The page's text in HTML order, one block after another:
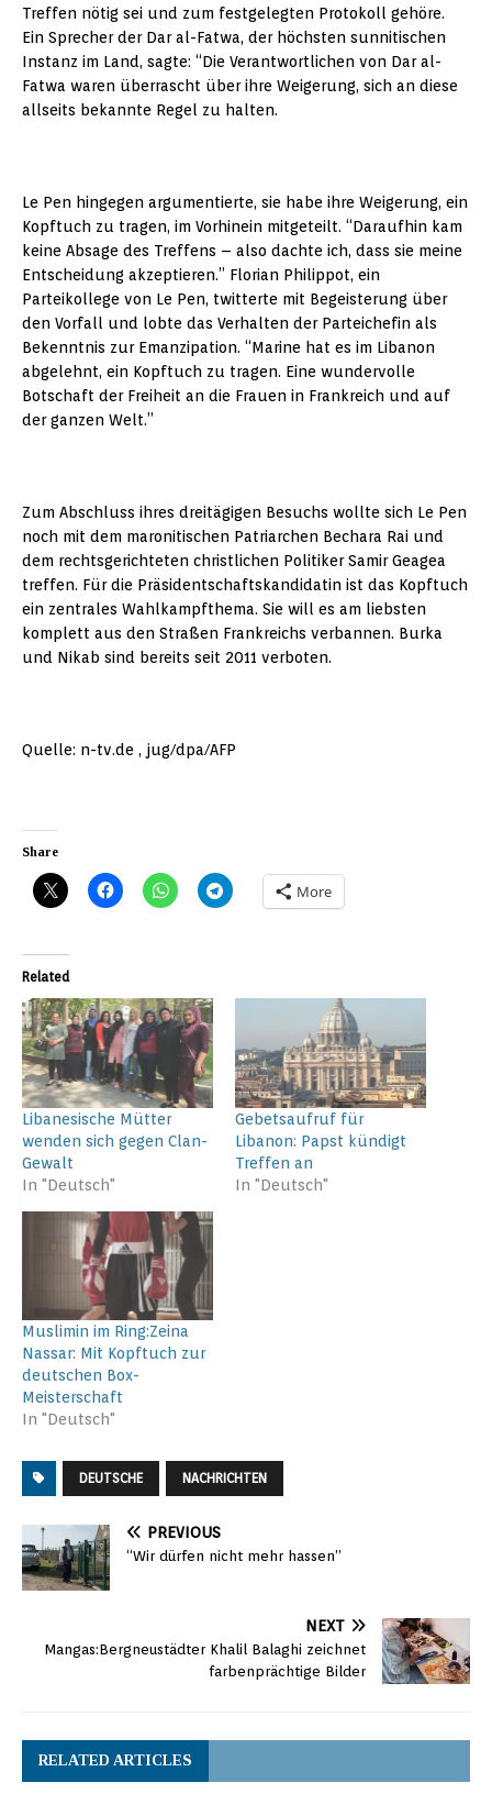
Treffen nötig sei und zum festgelegten Protokoll gehöre.
Ein Sprecher der Dar al-Fatwa, der höchsten sunnitischen
Instanz im Land, sagte: “Die Verantwortlichen von Dar al-
Fatwa waren überrascht über ihre Weigerung, sich an diese
allseits bekannte Regel zu halten.
Le Pen hingegen argumentierte, sie habe ihre Weigerung, ein
Kopftuch zu tragen, im Vorhinein mitgeteilt. “Daraufhin kam
keine Absage des Treffens – also dachte ich, dass sie meine
Entscheidung akzeptieren.” Florian Philippot, ein
Parteikollege von Le Pen, twitterte mit Begeisterung über
den Vorfall und lobte das Verhalten der Parteichefin als
Bekenntnis zur Emanzipation. “Marine hat es im Libanon
abgelehnt, ein Kopftuch zu tragen. Eine wundervolle
Botschaft der Freiheit an die Frauen in Frankreich und auf
der ganzen Welt.”
Zum Abschluss ihres dreitägigen Besuchs wollte sich Le Pen
noch mit dem maronitischen Patriarchen Bechara Rai und
dem rechtsgerichteten christlichen Politiker Samir Geagea
treffen. Für die Präsidentschaftskandidatin ist das Kopftuch
ein zentrales Wahlkampfthema. Sie will es am liebsten
komplett aus den Straßen Frankreichs verbannen. Burka
und Nikab sind bereits seit 2011 verboten.
Quelle: n-tv.de , jug/dpa/AFP
Share
More
Related
Libanesische Mütter
wenden sich gegen Clan-
Gewalt
In "Deutsch"
Gebetsaufruf für
Libanon: Papst kündigt
Treffen an
In "Deutsch"
Muslimin im Ring:Zeina
Nassar: Mit Kopftuch zur
deutschen Box-
Meisterschaft
In "Deutsch"
DEUTSCHE NACHRICHTEN
PREVIOUS
“Wir dürfen nicht mehr hassen”
NEXT
Mangas:Bergneustädter Khalil Balaghi zeichnet
farbenprächtige Bilder
RELATED ARTICLES